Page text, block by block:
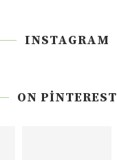
INSTAGRAM
ON PINTEREST